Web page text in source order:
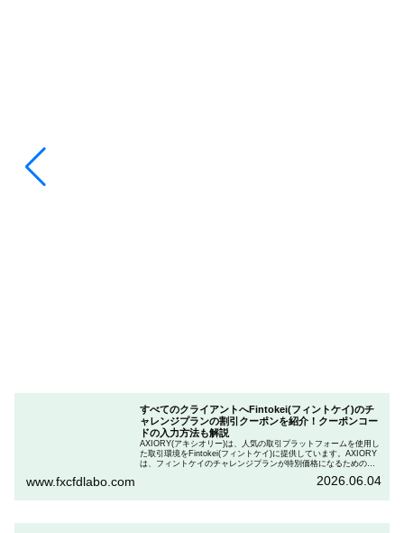
すべてのクライアントへFintokei(フィントケイ)のチ
ャレンジプランの割引クーポンを紹介！クーポンコー
ドの入力方法も解説
AXIORY(アキシオリー)は、人気の取引プラットフォームを使用し
た取引環境をFintokei(フィントケイ)に提供しています。AXIORY
は、フィントケイのチャレンジプランが特別価格になるためのク
ランを申し込むときのクーポンコードを入力して割引にする方法
www.fxcfdlabo.com 2026.06.04